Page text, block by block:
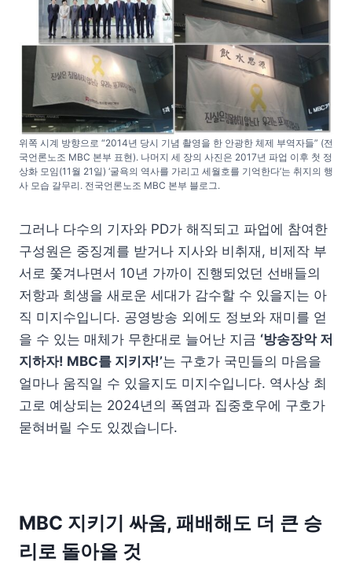
위쪽 시계 방향으로 “2014년 당시 기념 촬영을 한 안광한 체제 부역자들” (전
국언론노조 MBC 본부 표현). 나머지 세 장의 사진은 2017년 파업 이후 첫 정
상화 모임(11월 21일) ‘굴욕의 역사를 가리고 세월호를 기억한다’는 취지의 행
사 모습 갈무리. 전국언론노조 MBC 본부 블로그.
그러나 다수의 기자와 PD가 해직되고 파업에 참여한
구성원은 중징계를 받거나 지사와 비취재, 비제작 부
서로 쫓겨나면서 10년 가까이 진행되었던 선배들의
저항과 희생을 새로운 세대가 감수할 수 있을지는 아
직 미지수입니다. 공영방송 외에도 정보와 재미를 얻
을 수 있는 매체가 무한대로 늘어난 지금 ‘방송장악 저
지하자! MBC를 지키자!’는 구호가 국민들의 마음을
얼마나 움직일 수 있을지도 미지수입니다. 역사상 최
고로 예상되는 2024년의 폭염과 집중호우에 구호가
묻혀버릴 수도 있겠습니다.
MBC 지키기 싸움, 패배해도 더 큰 승
리로 돌아올 것